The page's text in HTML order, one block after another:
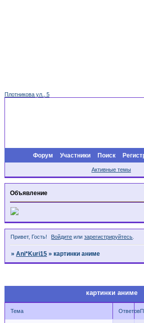
Плотникова ул., 5
Форум Участники Поиск
Активные темы
Объявление
Привет, Гость! Войдите илизарегистрируйтесь
»Ani*Kuri15 »картинки аниме
картинки аниме
Тема Ответов